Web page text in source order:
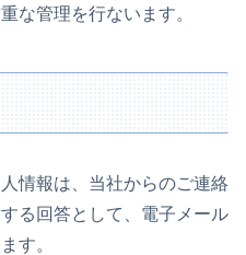
な管理を行ないます。
情報は、当社からのご連絡
る回答として、電子メール
す。